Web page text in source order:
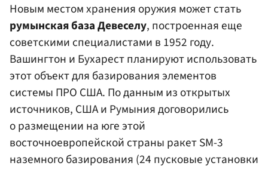
Новым местом хранения оружия может стать
румынская база Девеселу, построенная еще
советскими специалистами в 1952 году.
Вашингтон и Бухарест планируют использовать
этот объект для базирования элементов
системы ПРО США. По данным из открытых
источников, США и Румыния договорились
о размещении на юге этой
восточноевропейской страны ракет SM-3
наземного базирования (24 пусковые установки